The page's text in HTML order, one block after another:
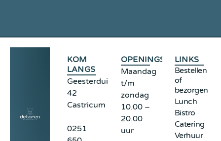
KOM
LANGS
Geesterduinweg
42
Castricum
0251
OPENINGSTIJDEN
Maandag
t/m
zondag
10.00 –
20.00
uur
LINKS
Bestellen
of
bezorgen
Lunch
Bistro
Catering
Verhuur